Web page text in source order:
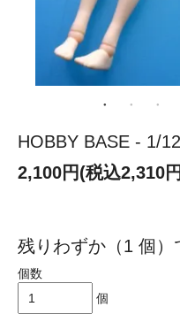
HOBBY BASE - 1/
2,100円(税込2,310
残りわずか（1 個）
個数
個